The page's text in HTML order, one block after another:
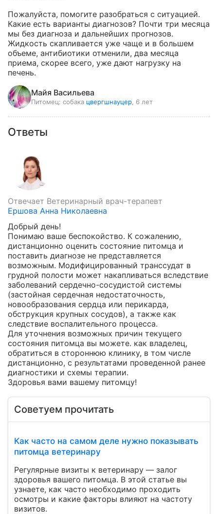
Пожалуйста, помогите разобраться с ситуацией.
Какие есть варианты диагнозов? Почти три месяца
мы без диагноза и дальнейших прогнозов.
Жидкость скапливается уже чаще и в большем
объеме, антибиотики отменили, два месяца
приема, скорее всего, уже дают нагрузку на
печень.
Майя Васильева
Питомец: собака цвергшнауцер , 6 лет
Ответы
Отвечает Ветеринарный врач-терапевт
Ершова Анна Николаевна
Добрый день!
Понимаю ваше беспокойство. К сожалению,
дистанционно оценить состояние питомца и
поставить диагнозе не представляется
возможным. Модифицированный транссудат в
грудной полости может накапливаться вследствие
заболеваний сердечно-сосудистой системы
(застойная сердечная недостаточность,
новообразования сердца или перикарда,
обструкция крупных сосудов), а также как
следствие воспалительного процесса.
Для уточнения возможных причин текущего
состояния питомца вы можете. как владелец,
обратиться в стороннюю клинику, в том числе
дистанционно, с результатами проведенной ранее
диагностики и схемы терапии.
Здоровья вами вашему питомцу!
Советуем прочитать
Как часто на самом деле нужно показывать
питомца ветеринару
Регулярные визиты к ветеринару — залог
здоровья вашего питомца. В этой статье вы
узнаете, как часто необходимо проходить
осмотры и какие факторы влияют на частоту
визитов.